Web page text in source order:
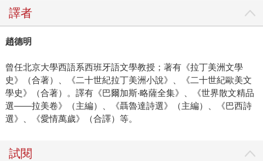
譯者
趙德明
曾任北京大學西語系西班牙語文學教授；著有《拉丁美洲文學
史》（合著）、《二十世紀拉丁美洲小說》、《二十世紀歐美文
學史》（合著）。譯有《巴爾加斯‧略薩全集》、《世界散文精品
選——拉美卷》（主編）、《聶魯達詩選》（主編）、《巴西詩
選》、《愛情萬歲》（合譯）等。
試閱